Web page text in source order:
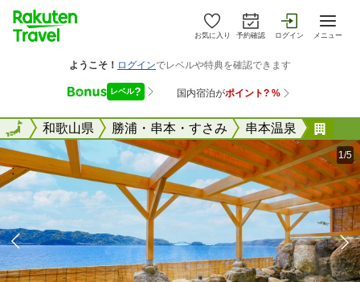
お気に入り 予約確認 ログイン メニュー
全国和歌山県 勝浦・串本・すさみ 串本温泉
全国
1/5